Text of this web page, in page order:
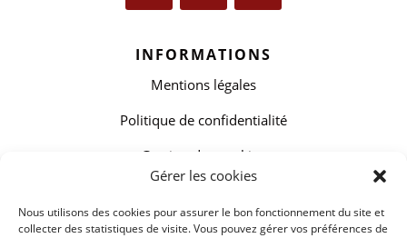
Gérer les cookies
Nous utilisons des cookies pour assurer le bon fonctionnement du site et
collecter des statistiques de visite. Vous pouvez gérer vos préférences de
INFORMATIONS
Mentions légales
Politique de confidentialité
Gestion des cookies
CONTACTS
3 avenue de la Liberté